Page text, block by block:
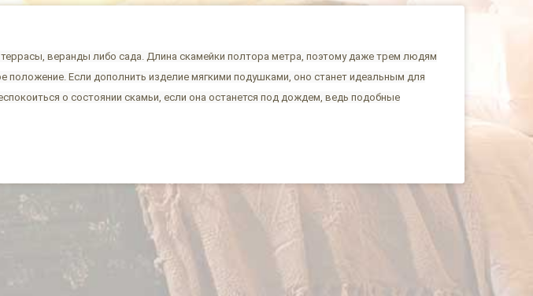
веранды либо сада. Длина скамейки полтора метра, поэтому даже трем людям
положение. Если дополнить изделие мягкими подушками, оно станет идеальным для
о состоянии скамьи, если она останется под дождем, ведь подобные